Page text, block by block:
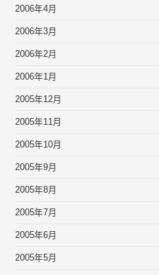
2006年4月
2006年3月
2006年2月
2006年1月
2005年12月
2005年11月
2005年10月
2005年9月
2005年8月
2005年7月
2005年6月
2005年5月